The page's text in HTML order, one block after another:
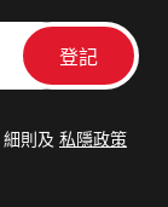
細則及 私隱政策